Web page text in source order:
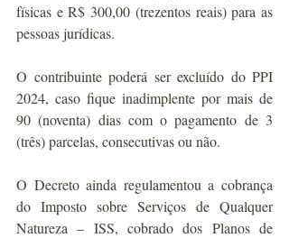
físicas e R$ 300,00 (trezentos reais) para as
pessoas jurídicas.
O contribuinte poderá ser excluído do PPI
2024, caso fique inadimplente por mais de
90 (noventa) dias com o pagamento de 3
(três) parcelas, consecutivas ou não.
O Decreto ainda regulamentou a cobrança
do Imposto sobre Serviços de Qualquer
Natureza – ISS, cobrado dos Planos de